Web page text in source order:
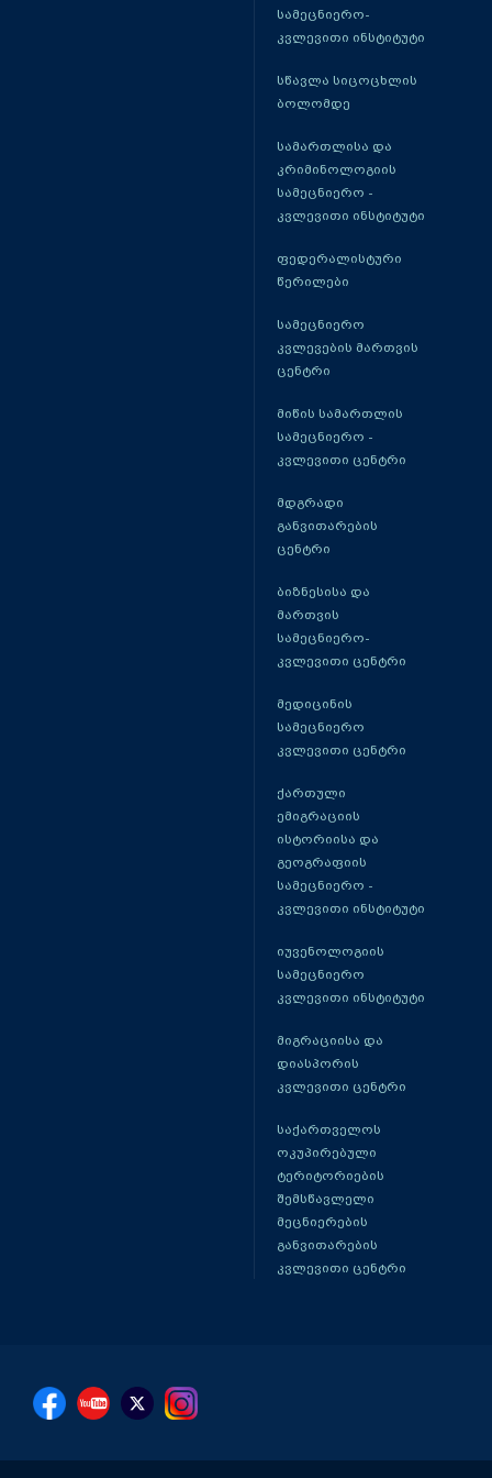
სამეცნიერო-
კვლევითი ინსტიტუტი
სწავლა სიცოცხლის
ბოლომდე
სამართლისა და
კრიმინოლოგიის
სამეცნიერო -
კვლევითი ინსტიტუტი
ფედერალისტური
წერილები
სამეცნიერო
კვლევების მართვის
ცენტრი
მიწის სამართლის
სამეცნიერო -
კვლევითი ცენტრი
მდგრადი
განვითარების
ცენტრი
ბიზნესისა და
მართვის
სამეცნიერო-
კვლევითი ცენტრი
მედიცინის
სამეცნიერო
კვლევითი ცენტრი
ქართული
ემიგრაციის
ისტორიისა და
გეოგრაფიის
სამეცნიერო -
კვლევითი ინსტიტუტი
იუვენოლოგიის
სამეცნიერო
კვლევითი ინსტიტუტი
მიგრაციისა და
დიასპორის
კვლევითი ცენტრი
საქართველოს
ოკუპირებული
ტერიტორიების
შემსწავლელი
მეცნიერების
განვითარების
კვლევითი ცენტრი